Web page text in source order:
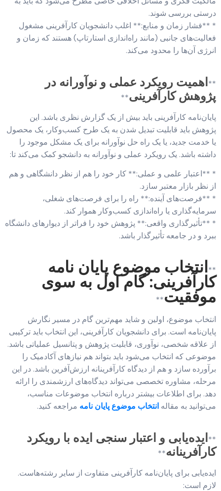
درستی بررسی شوند.
* **فشار زمان و منابع:** اغلب دانشجویان کارآفرینی مشغول
فعالیت‌های جانبی (مانند راه‌اندازی استارتاپ) هستند که زمان و
انرژی آن‌ها را محدود می‌کند.
**اهمیت رویکرد عملی و نوآورانه در
پژوهش کارآفرینی**
پایان‌نامه کارآفرینی باید بیش از یک گزارش نظری باشد. این
پژوهش باید قابلیت تبدیل شدن به یک طرح کسب‌وکار، یک محصول
یا خدمت جدید، یا یک راه حل نوآورانه برای یک مشکل موجود را
داشته باشد. یک رویکرد عملی و نوآورانه به دانشجو کمک می‌کند تا:
* **اعتبار علمی و عملی:** کار خود را هم از نظر دانشگاهی و هم
از نظر بازار معتبر سازد.
* **فرصت‌های آینده:** راه را برای فرصت‌های شغلی،
سرمایه‌گذاری یا راه‌اندازی کسب‌وکار هموار کند.
* **تأثیرگذاری واقعی:** پژوهش خود را فراتر از دیوارهای دانشگاه
ببرد و در جامعه تأثیرگذار باشد.
**انتخاب موضوع پایان نامه
کارآفرینی: گام اول به سوی
موفقیت**
انتخاب موضوع، اولین و شاید مهم‌ترین گام در مسیر نگارش
پایان‌نامه است. برای دانشجویان کارآفرینی، این انتخاب باید ترکیبی
از علاقه شخصی، نوآوری، قابلیت پژوهش و پتانسیل عملیاتی باشد.
موضوعی که انتخاب می‌شود باید بتواند هم نیازهای آکادمیک را
برآورده سازد و هم از دیدگاه کارآفرینانه ارزش‌آفرین باشد. در این
مرحله، مشاوره تخصصی می‌تواند دیدگاه‌های ارزشمندی را ارائه
دهد. برای اطلاعات بیشتر درباره انتخاب موضوعات مناسب،
می‌توانید به مقاله انتخاب موضوع پایان نامه مراجعه کنید.
**ایده‌یابی و اعتبار سنجی ایده با رویکرد
کارآفرینانه**
ایده‌یابی برای پایان‌نامه کارآفرینی متفاوت از سایر رشته‌هاست.
لازم است: